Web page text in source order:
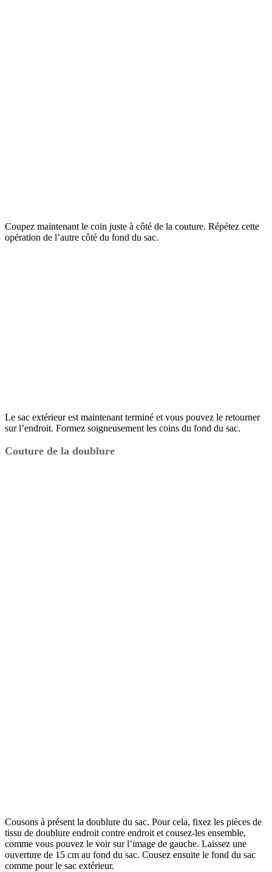
Coupez maintenant le coin juste à côté de la couture. Répétez cette
opération de l’autre côté du fond du sac.
Le sac extérieur est maintenant terminé et vous pouvez le retourner
sur l’endroit. Formez soigneusement les coins du fond du sac.
Couture de la doublure
Cousons à présent la doublure du sac. Pour cela, fixez les pièces de
tissu de doublure endroit contre endroit et cousez-les ensemble,
comme vous pouvez le voir sur l’image de gauche. Laissez une
ouverture de 15 cm au fond du sac. Cousez ensuite le fond du sac
comme pour le sac extérieur.